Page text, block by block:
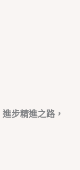
進步精進之路，